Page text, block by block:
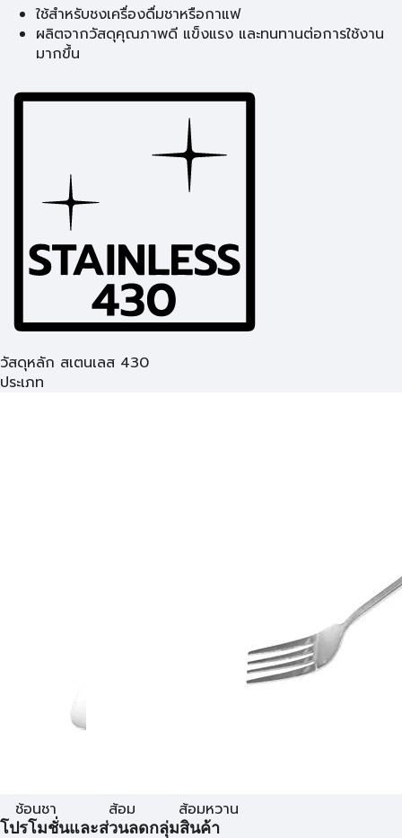
ใช้สำหรับชงเครื่องดื่มชาหรือกาแฟ
ผลิตจากวัสดุคุณภาพดี แข็งแรง และทนทานต่อการใช้งาน
มากขึ้น
วัสดุหลัก สเตนเลส 430
ประเภท
ช้อนชา ส้อม ส้อมหวาน
โปรโมชั่นและส่วนลดกลุ่มสินค้า